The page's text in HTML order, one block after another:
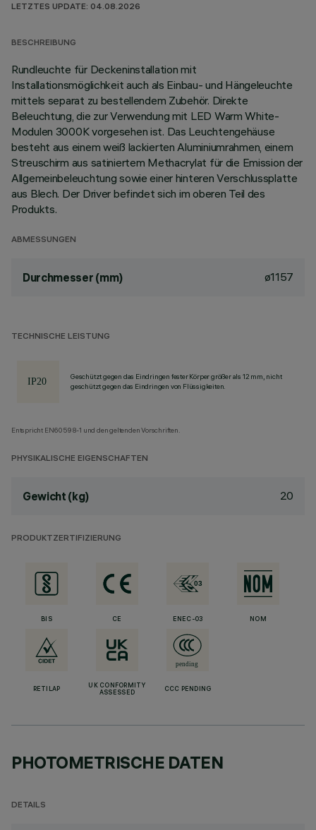
LETZTES UPDATE: 04.08.2026
BESCHREIBUNG
Rundleuchte für Deckeninstallation mit
Installationsmöglichkeit auch als Einbau- und Hängeleuchte
mittels separat zu bestellendem Zubehör. Direkte
Beleuchtung, die zur Verwendung mit LED Warm White-
Modulen 3000K vorgesehen ist. Das Leuchtengehäuse
besteht aus einem weiß lackierten Aluminiumrahmen, einem
Streuschirm aus satiniertem Methacrylat für die Emission der
Allgemeinbeleuchtung sowie einer hinteren Verschlussplatte
aus Blech. Der Driver befindet sich im oberen Teil des
Produkts.
ABMESSUNGEN
Durchmesser (mm) ø1157
TECHNISCHE LEISTUNG
Geschützt gegen das Eindringen fester Körper größer als 12 mm, nicht
geschützt gegen das Eindringen von Flüssigkeiten.
Entspricht EN60598-1 und den geltenden Vorschriften.
PHYSIKALISCHE EIGENSCHAFTEN
Gewicht (kg) 20
PRODUKTZERTIFIZIERUNG
BIS CE ENEC-03 NOM
RETILAP
UK CONFORMITY
ASSESSED
CCC PENDING
PHOTOMETRISCHE DATEN
DETAILS